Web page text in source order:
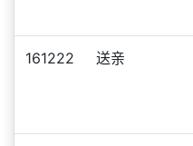
161222 送亲